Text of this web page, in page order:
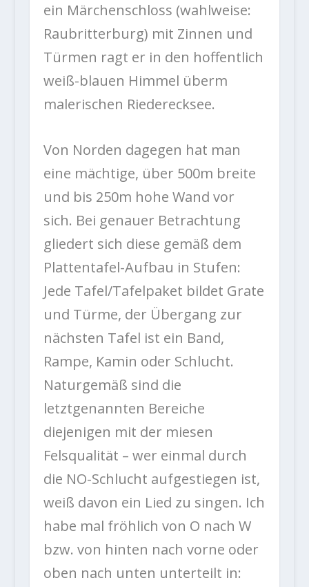
ein Märchenschloss (wahlweise:
Raubritterburg) mit Zinnen und
Türmen ragt er in den hoffentlich
weiß-blauen Himmel überm
malerischen Riederecksee.
Von Norden dagegen hat man
eine mächtige, über 500m breite
und bis 250m hohe Wand vor
sich. Bei genauer Betrachtung
gliedert sich diese gemäß dem
Plattentafel-Aufbau in Stufen:
Jede Tafel/Tafelpaket bildet Grate
und Türme, der Übergang zur
nächsten Tafel ist ein Band,
Rampe, Kamin oder Schlucht.
Naturgemäß sind die
letztgenannten Bereiche
diejenigen mit der miesen
Felsqualität – wer einmal durch
die NO-Schlucht aufgestiegen ist,
weiß davon ein Lied zu singen. Ich
habe mal fröhlich von O nach W
bzw. von hinten nach vorne oder
oben nach unten unterteilt in: